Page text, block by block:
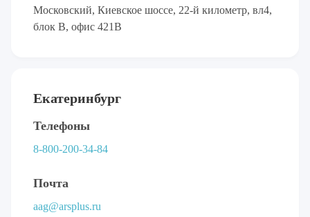
Московский, Киевское шоссе, 22-й километр, вл4,
блок В, офис 421B
Екатеринбург
Телефоны
8-800-200-34-84
Почта
aag@arsplus.ru